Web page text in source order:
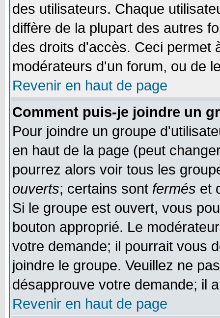
des utilisateurs. Chaque
diffère de la plupart des autres
des droits d'accès. Ceci permet
modérateurs d'un forum, ou de
Revenir en haut de page
Comment puis-je joindre un
Pour joindre un groupe
en haut de la page (peut
pourrez alors voir tous les
ouverts; certains sont fermés et
Si le groupe est ouvert, vous
bouton approprié. Le
votre demande; il pourrait vous
joindre le groupe. Veuillez ne
désapprouve votre demande; il
Revenir en haut de page